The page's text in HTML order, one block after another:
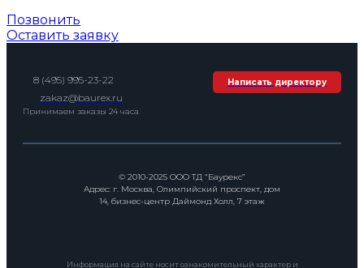
Позвонить
Оставить заявку
8 (495) 995-23-22
zakaz@baurex.ru
Принимаем заказы 24 часа
Написать директору
© 2010-2025 ООО ТД “Баурекс”
Адрес: г. Москва, Олимпийский проспект, дом
14, бизнес-центр Даймонд Холл, 7 этаж
Информация на сайте носит ознакомительный характер и